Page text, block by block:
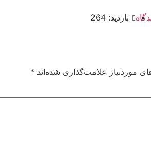
بازدید: 264
موردنیاز علامت‌گذاری شده‌اند *